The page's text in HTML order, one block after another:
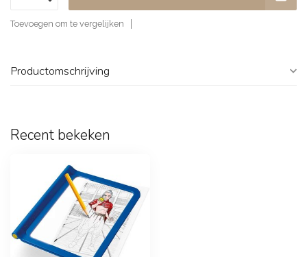
Toevoegen om te vergelijken
Productomschrijving
Recent bekeken